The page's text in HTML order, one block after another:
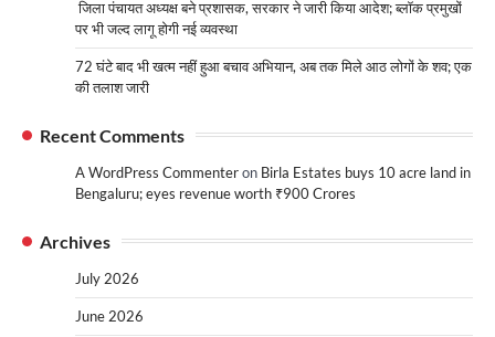
जिला पंचायत अध्यक्ष बने प्रशासक, सरकार ने जारी किया आदेश; ब्लॉक प्रमुखों
पर भी जल्द लागू होगी नई व्यवस्था
72 घंटे बाद भी खत्म नहीं हुआ बचाव अभियान, अब तक मिले आठ लोगों के शव; एक
की तलाश जारी
Recent Comments
A WordPress Commenteron Birla Estates buys 10 acre land in
Bengaluru; eyes revenue worth ₹900 Crores
Archives
July 2026
June 2026